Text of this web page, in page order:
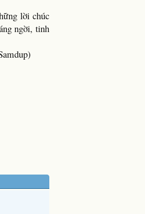
lời chúc
ngời, tinh